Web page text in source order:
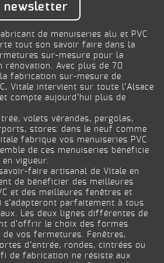
newsletter
de menuiseries alu et PVC
tout son savoir faire dans la
sur-mesure pour la
rénovation. Avec plus de 70
fabrication sur-mesure de
Vitale intervient sur toute l’Alsace
compte aujourd’hui plus de
volets vérandas, pergolas,
stores: dans le neuf comme
fabrique vos menuiseries PVC
de ces menuiseries bénéficie
vigueur.
faire artisanal de Vitale en
de bénéficier des meilleures
et des meilleures fenêtres et
parfaitement à tous
Les deux lignes différentes de
d’offrir le choix des formes
vos fermetures. Fenêtres,
d’entrée, rondes, cintrées ou
de fabrication ne résiste aux